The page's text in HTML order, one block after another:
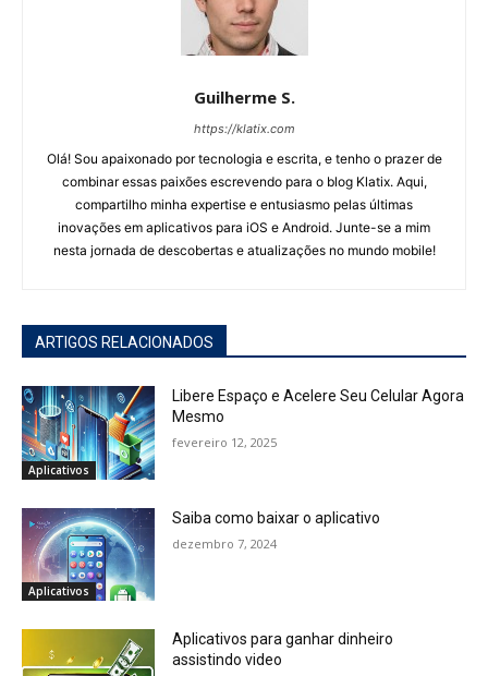
Guilherme S.
https://klatix.com
Olá! Sou apaixonado por tecnologia e escrita, e tenho o prazer de
combinar essas paixões escrevendo para o blog Klatix. Aqui,
compartilho minha expertise e entusiasmo pelas últimas
inovações em aplicativos para iOS e Android. Junte-se a mim
nesta jornada de descobertas e atualizações no mundo mobile!
ARTIGOS RELACIONADOS
Aplicativos
Libere Espaço e Acelere Seu Celular Agora
Mesmo
fevereiro 12, 2025
Aplicativos
Saiba como baixar o aplicativo
dezembro 7, 2024
Aplicativos para ganhar dinheiro
assistindo video